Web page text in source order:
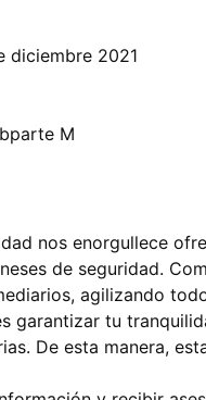
diciembre 2021
M
nos enorgullece
de seguridad.
agilizando
garantizar tu
De esta manera,